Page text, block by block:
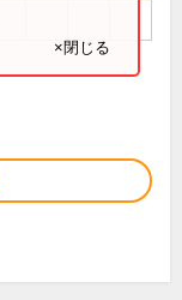
×閉じる